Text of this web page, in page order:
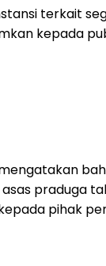
terkait
kepada
praduga
pihak